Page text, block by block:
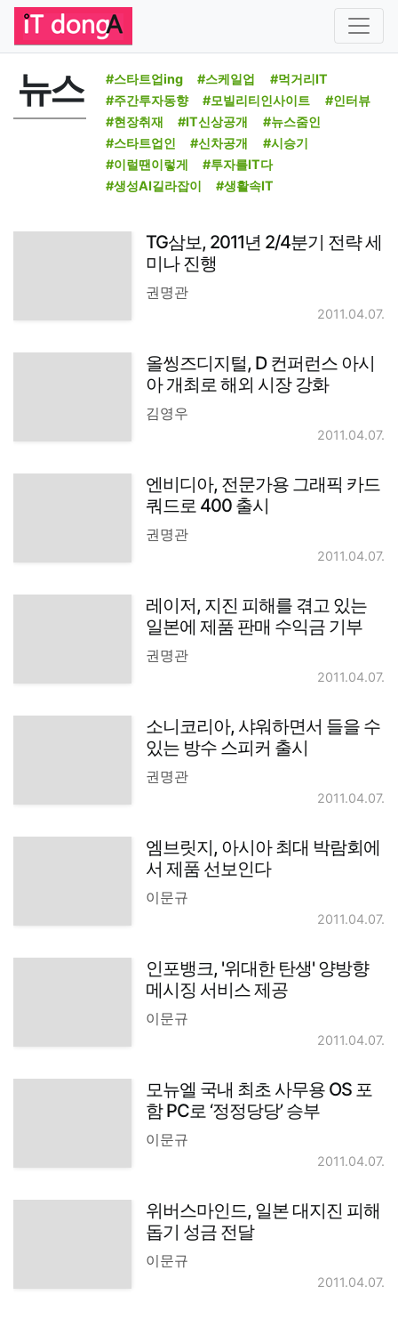
뉴스 #스타트업ing #스케일업
#먹거리IT
#주간투자동향
#모빌리티인사이트
#인터뷰
#현장취재
#IT신상공개
#뉴스줌인
#스타트업인
#신차공개
#시승기
#이럴땐이렇게
#투자를IT다
#생성AI길라잡이
#생활속IT
TG삼보, 2011년 2/4분기 전략 세
미나 진행
권명관
2011.04.07.
올씽즈디지털, D 컨퍼런스 아시
아 개최로 해외 시장 강화
김영우
2011.04.07.
엔비디아, 전문가용 그래픽 카드
쿼드로 400 출시
권명관
2011.04.07.
레이저, 지진 피해를 겪고 있는
일본에 제품 판매 수익금 기부
권명관
2011.04.07.
소니코리아, 샤워하면서 들을 수
있는 방수 스피커 출시
권명관
2011.04.07.
엠브릿지, 아시아 최대 박람회에
서 제품 선보인다
이문규
2011.04.07.
인포뱅크, '위대한 탄생' 양방향
메시징 서비스 제공
이문규
2011.04.07.
모뉴엘 국내 최초 사무용 OS 포
함 PC로 ‘정정당당’ 승부
이문규
2011.04.07.
위버스마인드, 일본 대지진 피해
돕기 성금 전달
이문규
2011.04.07.